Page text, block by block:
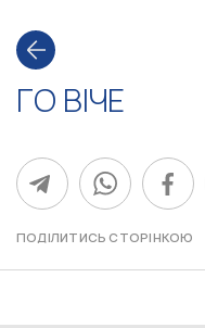
ГО ВІЧЕ
ПОДІЛИТИСЬ СТОРІНКОЮ